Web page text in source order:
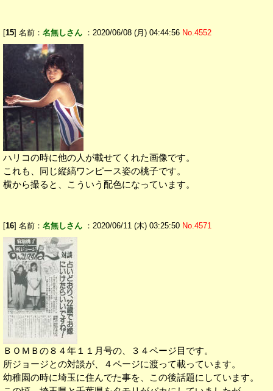
[15] 名前： 名無しさん ：2020/06/08 (月) 04:44:56 No.4552
ハリコの時に他の人が載せてくれた画像です。
これも、同じ縦縞ワンピース姿の桃子です。
横から撮ると、こういう配色になっています。
[16] 名前： 名無しさん ：2020/06/11 (木) 03:25:50 No.4571
ＢＯＭＢの８４年１１月号の、３４ページ目です。
所ジョージとの対談が、４ページに渡って載っています。
幼稚園の時に埼玉に住んでた事を、この後話題にしています。